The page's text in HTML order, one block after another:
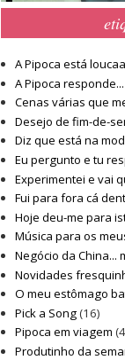
A Pipoca está
A Pipoca
Cenas várias que
Desejo de fim-de-
Diz que está na
Eu pergunto e tu
Experimentei e vai
Fui para fora cá
Hoje deu-me para
Música para os
Negócio da China...
Novidades
O meu estômago
Pick a Song(16)
Pipoca em viagem
Produtinho da